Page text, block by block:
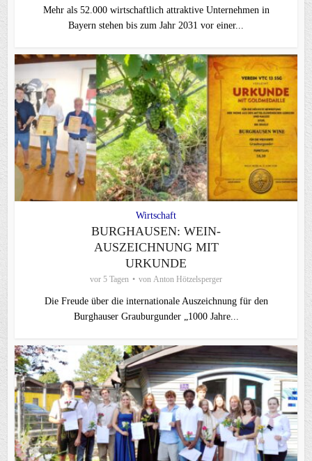
Mehr als 52.000 wirtschaftlich attraktive Unternehmen in
Bayern stehen bis zum Jahr 2031 vor einer...
Wirtschaft
BURGHAUSEN: WEIN-
AUSZEICHNUNG MIT
URKUNDE
vor 5 Tagen von Anton Hötzelsperger
Die Freude über die internationale Auszeichnung für den
Burghauser Grauburgunder „1000 Jahre...